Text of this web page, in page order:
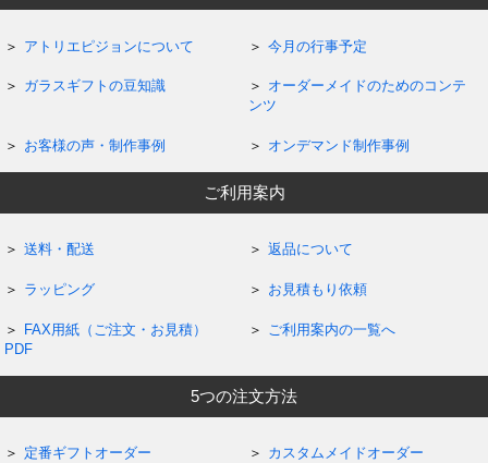
アトリエピジョンについて 今月の行事予定
ガラスギフトの豆知識
オーダーメイドのためのコンテ
ンツ
お客様の声・制作事例 オンデマンド制作事例
ご利用案内
送料・配送 返品について
ラッピング お見積もり依頼
FAX用紙（ご注文・お見積）
PDF
ご利用案内の一覧へ
5つの注文方法
定番ギフトオーダー カスタムメイドオーダー